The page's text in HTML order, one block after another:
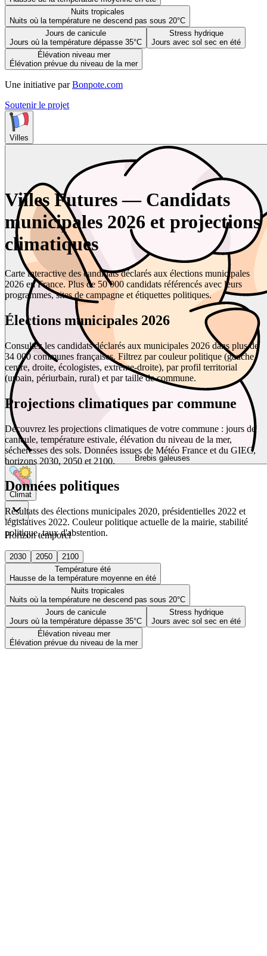
Nuits tropicales
Nuits où la température ne descend pas sous 20°C
Jours de canicule
Jours où la température dépasse 35°C
Stress hydrique
Jours avec sol sec en été
Élévation niveau mer
Élévation prévue du niveau de la mer
Une initiative par Bonpote.com
Soutenir le projet
Villes
Brebis galeuses
Climat
Horizon temporel
2030 2050
2100
Température été
Hausse de la température moyenne en été
Nuits tropicales
Nuits où la température ne descend pas sous 20°C
Jours de canicule
Jours où la température dépasse 35°C
Stress hydrique
Jours avec sol sec en été
Élévation niveau mer
Élévation prévue du niveau de la mer
Villes Futures — Candidats
municipales 2026 et projections
climatiques
Carte interactive des candidats déclarés aux élections municipales
2026 en France. Plus de 50 000 candidats référencés avec leurs
programmes, sites de campagne et étiquettes politiques.
Élections municipales 2026
Consultez les candidats déclarés aux municipales 2026 dans plus de
34 000 communes françaises. Filtrez par couleur politique (gauche,
centre, droite, écologistes, extrême-droite), par profil territorial
(urbain, périurbain, rural) et par taille de commune.
Projections climatiques par commune
Découvrez les projections climatiques de votre commune : jours de
canicule, température estivale, élévation du niveau de la mer,
sécheresses des sols. Données issues de Météo France et du GIEC,
horizons 2030, 2050 et 2100.
Données politiques
Résultats des élections municipales 2020, présidentielles 2022 et
législatives 2022. Couleur politique actuelle de la mairie, stabilité
politique, taux d'abstention.